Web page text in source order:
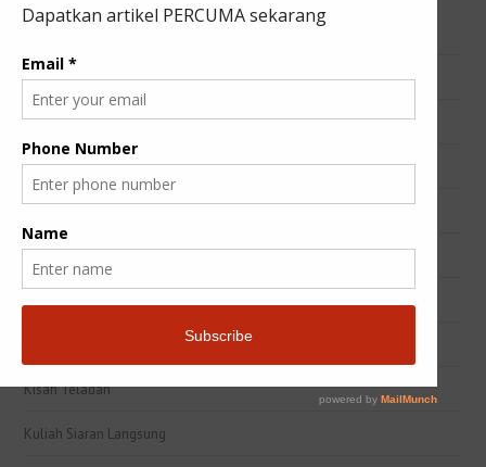
Belajar Bahasa Arab
Berita Semasa
Buku
JomToJannah
Kisah Teladan
Kuliah Siaran Langsung